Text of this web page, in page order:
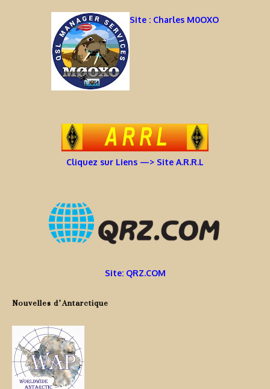
Site : Charles M0OXO
Cliquez sur Liens —> Site A.R.R.L
Site: QRZ.COM
Nouvelles d’Antarctique